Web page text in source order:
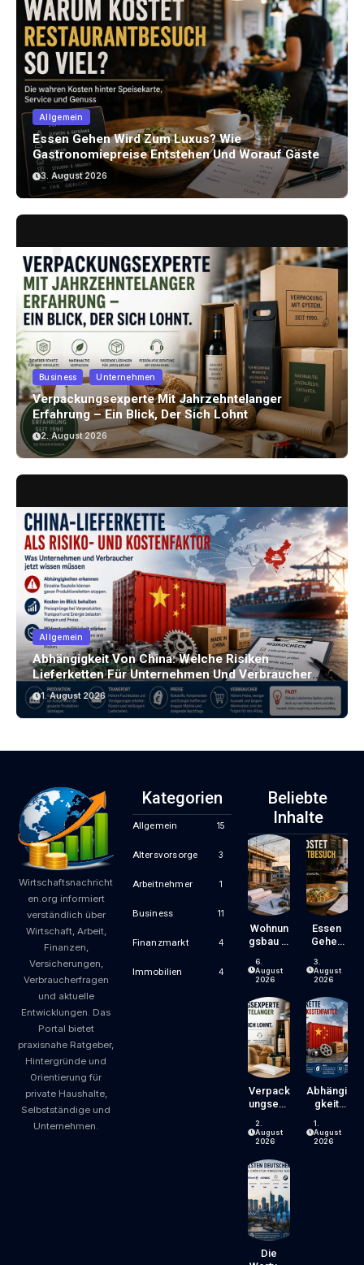
Allgemein
Essen Gehen Wird Zum Luxus? Wie
Gastronomiepreise Entstehen Und Worauf Gäste
Achten Können
3. August 2026
Business Unternehmen
Verpackungsexperte Mit Jahrzehntelanger
Erfahrung – Ein Blick, Der Sich Lohnt
2. August 2026
Allgemein
Abhängigkeit Von China: Welche Risiken
Lieferketten Für Unternehmen Und Verbraucher
Bergen
1. August 2026
Wirtschaftsnachricht
en.org informiert
verständlich über
Wirtschaft, Arbeit,
Finanzen,
Versicherungen,
Verbraucherfragen
und aktuelle
Entwicklungen. Das
Portal bietet
praxisnahe Ratgeber,
Hintergründe und
Orientierung für
private Haushalte,
Selbstständige und
Unternehmen.
Kategorien
Allgemein 15
Altersvorsorge 3
Arbeitnehmer 1
Business 11
Finanzmarkt 4
Immobilien 4
Beliebte
Inhalte
Wohnun
Gsbau In
Krise:
Worauf
En Und
Käufer
Bei
Kosten,
Finanzie
Rung
Zeitplan
Achten
Sollten
6.
August
2026
Essen
Gehen
Zum
Luxus?
Gastron
Omiepre
Ise
Entsteh
En Und
Worauf
Gäste
Achten
Können
3.
August
2026
Verpack
Ungsexp
Jahrzeh
Ntelang
Erfahrun
G – Ein
Blick,
Der Sich
Lohnt
2.
August
2026
Abhängi
Gkeit
China:
Welche
1.
August
2026
Die